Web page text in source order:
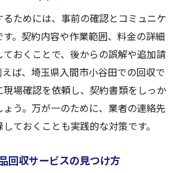
るためには、事前の確認とコミュニケ
。契約内容や作業範囲、料金の詳細
おくことで、後からの誤解や追加請
ば、埼玉県入間市小谷田での回収で
場確認を依頼し、契約書類をしっか
ょう。万が一のために、業者の連絡先
ておくことも実践的な対策です。
回収サービスの見つけ方